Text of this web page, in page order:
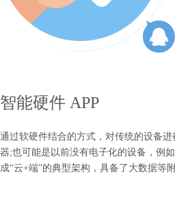
智能硬件 APP
通过软硬件结合的方式，对传统的设备
器;也可能是以前没有电子化的设备，例
成“云+端”的典型架构，具备了大数据等